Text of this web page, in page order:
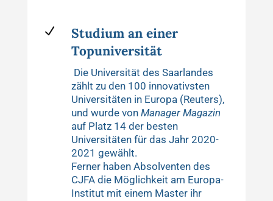
N
Studium an einer
Topuniversität
Die Universität des Saarlandes
zählt zu den 100 innovativsten
Universitäten in Europa (Reuters),
und wurde von Manager Magazin
auf Platz 14 der besten
Universitäten für das Jahr 2020-
2021 gewählt.
Ferner haben Absolventen des
CJFA die Möglichkeit am Europa-
Institut mit einem Master ihr